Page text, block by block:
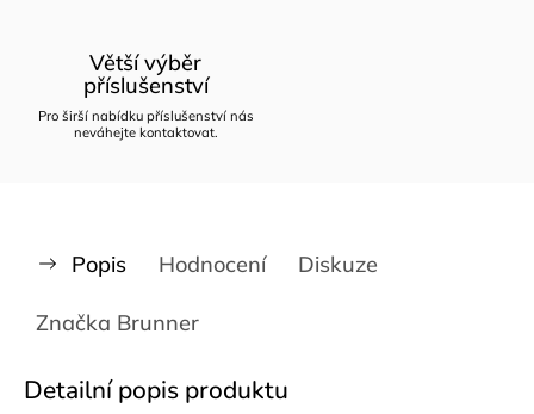
Větší výběr
příslušenství
Pro širší nabídku příslušenství nás
neváhejte kontaktovat.
Popis Hodnocení Diskuze
Značka Brunner
Detailní popis produktu